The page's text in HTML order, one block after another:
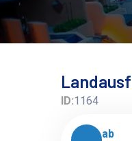
ID:1164
ab